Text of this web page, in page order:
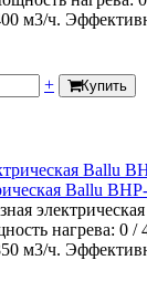
м3/ч.
+ Купить
Ballu
нагрева: 0 /
м3/ч.